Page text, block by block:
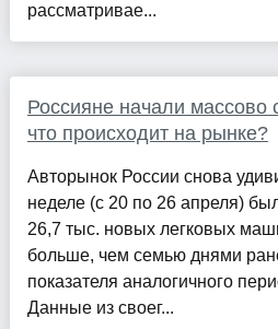
рассматривае...
Россияне начали массово
что происходит на рынке?
Авторынок России снова
неделе (с 20 по 26 апреля)
26,7 тыс. новых легковых
больше, чем семью днями
показателя аналогичного
Данные из своег...